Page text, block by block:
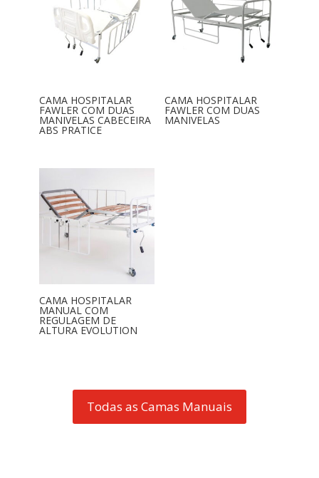
CAMA HOSPITALAR
FAWLER COM DUAS
MANIVELAS CABECEIRA
ABS PRATICE
CAMA HOSPITALAR
FAWLER COM DUAS
MANIVELAS
CAMA HOSPITALAR
MANUAL COM
REGULAGEM DE
ALTURA EVOLUTION
Todas as Camas Manuais